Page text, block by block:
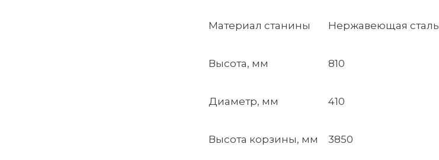
Материал станины Нержавеющая сталь
Высота, мм 810
Диаметр, мм 410
Высота корзины, мм 3850